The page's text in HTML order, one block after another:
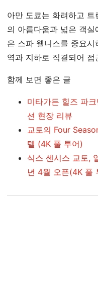
아만 도쿄는 화려하고
의 아름다움과 넓은 객
은 스파 웰니스를 중요
역과 지하로 직결되어 접
함께 보면 좋은 글
미타가든 힐즈 파
션 현장 리뷰
교토의 Four
텔 (4K 풀 투어)
식스 센시스 교토,
년 4월 오픈(4K 풀